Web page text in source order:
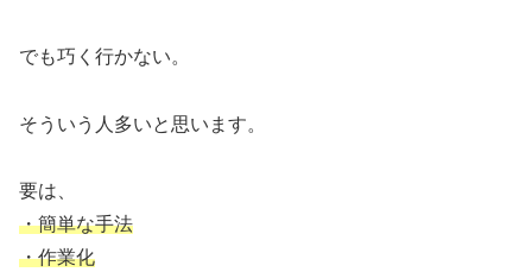
でも巧く行かない。
そういう人多いと思います。
要は、
・簡単な手法
・作業化